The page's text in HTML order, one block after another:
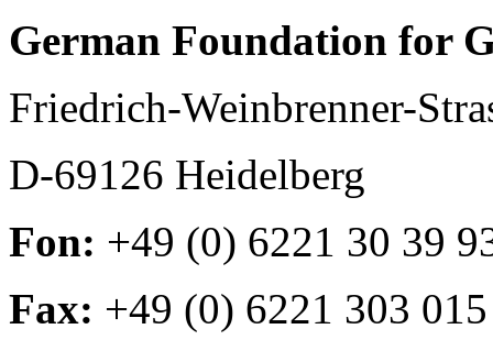
German Foundation for
Friedrich-Weinbrenner-
D-69126 Heidelberg
Fon: +49 (0) 6221 30 39
Fax: +49 (0) 6221 303 015